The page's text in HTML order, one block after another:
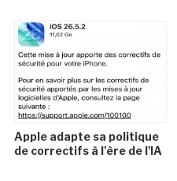
Apple adapte sa politique
de correctifs à l'ère de l'IA